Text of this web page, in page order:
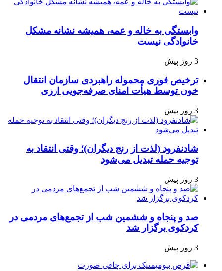
وابستگی به خاله و عمه، همیشه نشانه مشکل
خانوادگی نیست
3 روز پیش
ترخیص فوری محموله راهبردی سازمان انتقال
خون توسط هیأت امنای صرفه‌جویی ارزی
3 روز پیش
شادنفرود (لذت از رنج دیگران)؛ وقتی انتقاد به
توجیه حمله تبدیل می‌شود
3 روز پیش
صد و پنجاه‌ و ششمین شب از تجمع‌های مردمی در
کردکوی برگزار شد
3 روز پیش